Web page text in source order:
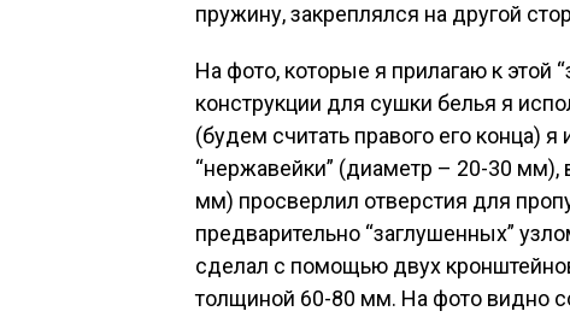
пружину, закреплялся на другой
На фото, которые я прилагаю к этой
конструкции для сушки белья я
(будем считать правого его конца) я
“нержавейки” (диаметр – 20-30 мм),
мм) просверлил отверстия для
предварительно “заглушенных”
сделал с помощью двух
толщиной 60-80 мм. На фото видно